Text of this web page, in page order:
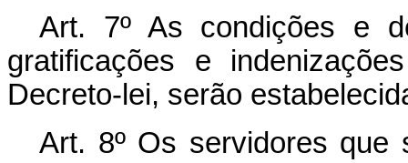
Art. 7º As condições e
gratificações e
Decreto-lei, serão
Art. 8º Os servidores que